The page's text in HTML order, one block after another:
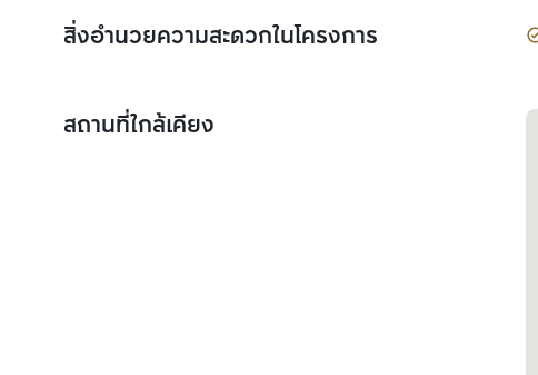
สิ่งอำนวยความสะดวกในโครงการ
สถานที่ใกล้เคียง